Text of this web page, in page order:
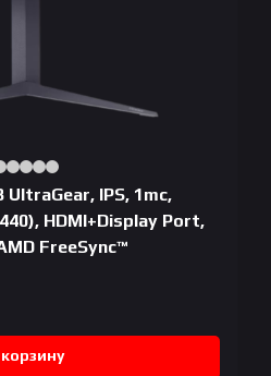
UltraGear, IPS, 1mc,
HDMI+Display Port,
FreeSync™